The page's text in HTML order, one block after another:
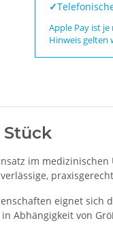
✓
Apple Pay ist
Hinweis gelten
Stück
im
eignet
Abhängigkeit von